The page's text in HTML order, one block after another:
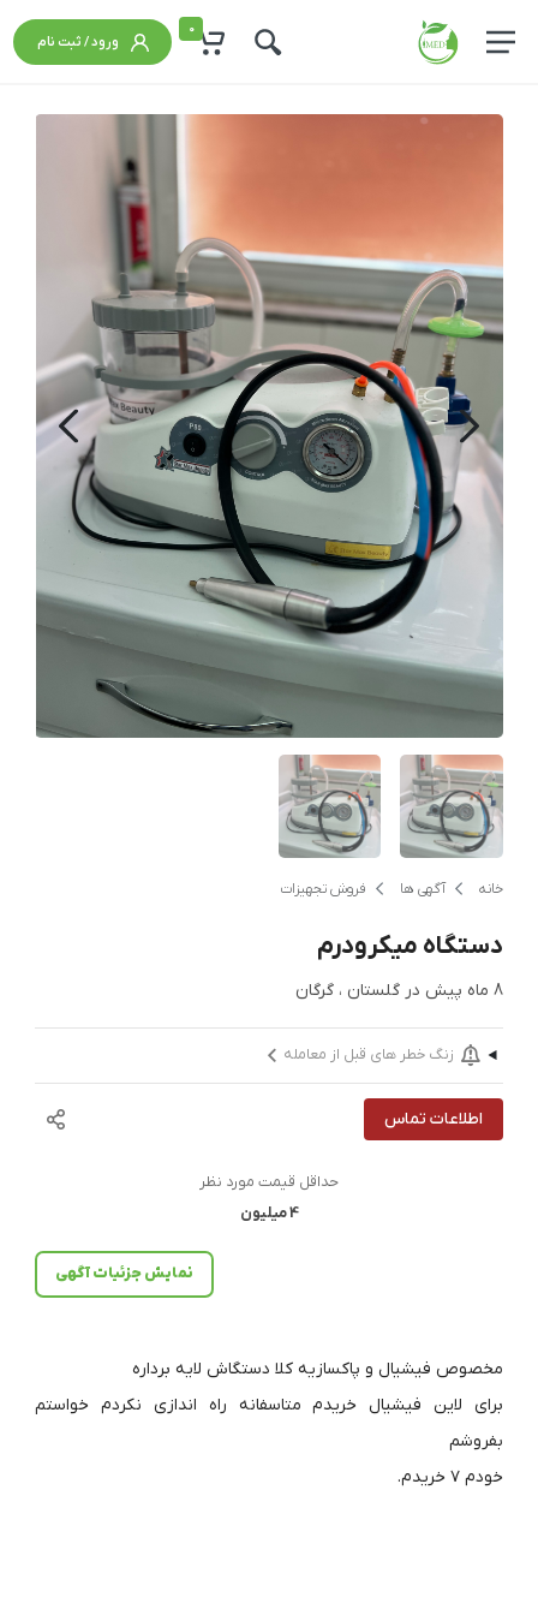
0
ورود / ثبت نام
خانه آگهی ها فروش تجهیزات
دستگاه میکرودرم
8 ماه پیش در گلستان ، گرگان
زنگ خطر های قبل از معامله
اطلاعات تماس
حداقل قیمت مورد نظر
4 میلیون
نمایش جزئیات آگهی
برای لاین فیشیال خریدم متاسفانه راه اندازی نکردم خواستم
خودم ۷ خریدم.